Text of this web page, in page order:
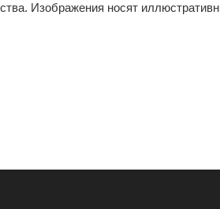
Изображения носят